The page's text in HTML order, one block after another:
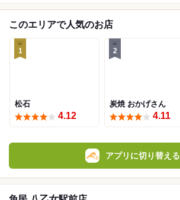
このエリアで人気のお店
1
松石
4.12
2
炭焼 おかげさん
4.11
アプリに切り替える